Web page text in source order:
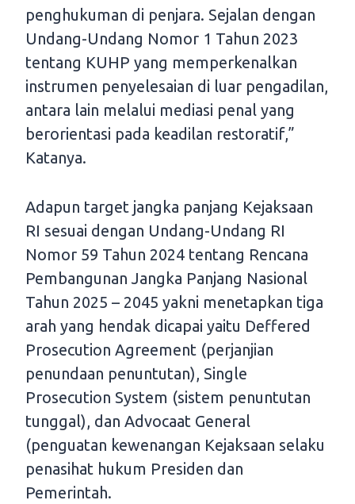
penghukuman di penjara. Sejalan dengan
Undang-Undang Nomor 1 Tahun 2023
tentang KUHP yang memperkenalkan
instrumen penyelesaian di luar pengadilan,
antara lain melalui mediasi penal yang
berorientasi pada keadilan restoratif,”
Katanya.
Adapun target jangka panjang Kejaksaan
RI sesuai dengan Undang-Undang RI
Nomor 59 Tahun 2024 tentang Rencana
Pembangunan Jangka Panjang Nasional
Tahun 2025 – 2045 yakni menetapkan tiga
arah yang hendak dicapai yaitu Deffered
Prosecution Agreement (perjanjian
penundaan penuntutan), Single
Prosecution System (sistem penuntutan
tunggal), dan Advocaat General
(penguatan kewenangan Kejaksaan selaku
penasihat hukum Presiden dan
Pemerintah.